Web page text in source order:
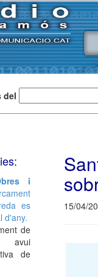
del
15/04/
i
es
d'any.
de
avui
de